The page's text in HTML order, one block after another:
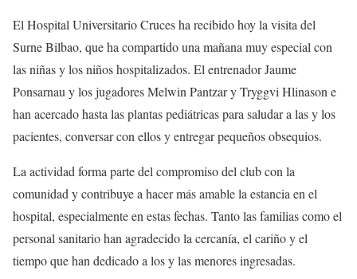
El Hospital Universitario Cruces ha recibido hoy la visita del
Surne Bilbao, que ha compartido una mañana muy especial con
las niñas y los niños hospitalizados. El entrenador Jaume
Ponsarnau y los jugadores Melwin Pantzar y Tryggvi Hlinason e
han acercado hasta las plantas pediátricas para saludar a las y los
pacientes, conversar con ellos y entregar pequeños obsequios.
La actividad forma parte del compromiso del club con la
comunidad y contribuye a hacer más amable la estancia en el
hospital, especialmente en estas fechas. Tanto las familias como el
personal sanitario han agradecido la cercanía, el cariño y el
tiempo que han dedicado a los y las menores ingresadas.